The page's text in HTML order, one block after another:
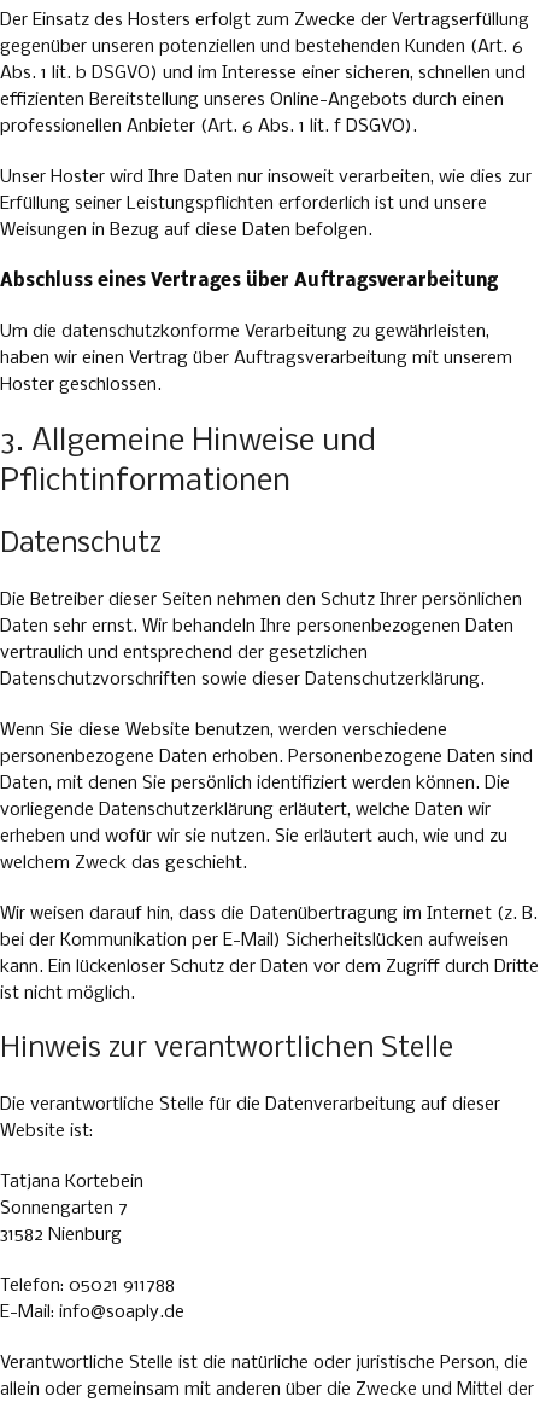
Der Einsatz des Hosters erfolgt zum Zwecke der Vertragserfüllung
gegenüber unseren potenziellen und bestehenden Kunden (Art. 6
Abs. 1 lit. b DSGVO) und im Interesse einer sicheren, schnellen und
effizienten Bereitstellung unseres Online-Angebots durch einen
professionellen Anbieter (Art. 6 Abs. 1 lit. f DSGVO).
Unser Hoster wird Ihre Daten nur insoweit verarbeiten, wie dies zur
Erfüllung seiner Leistungspflichten erforderlich ist und unsere
Weisungen in Bezug auf diese Daten befolgen.
Abschluss eines Vertrages über Auftragsverarbeitung
Um die datenschutzkonforme Verarbeitung zu gewährleisten,
haben wir einen Vertrag über Auftragsverarbeitung mit unserem
Hoster geschlossen.
3. Allgemeine Hinweise und
Pflichtinformationen
Datenschutz
Die Betreiber dieser Seiten nehmen den Schutz Ihrer persönlichen
Daten sehr ernst. Wir behandeln Ihre personenbezogenen Daten
vertraulich und entsprechend der gesetzlichen
Datenschutzvorschriften sowie dieser Datenschutzerklärung.
Wenn Sie diese Website benutzen, werden verschiedene
personenbezogene Daten erhoben. Personenbezogene Daten sind
Daten, mit denen Sie persönlich identifiziert werden können. Die
vorliegende Datenschutzerklärung erläutert, welche Daten wir
erheben und wofür wir sie nutzen. Sie erläutert auch, wie und zu
welchem Zweck das geschieht.
Wir weisen darauf hin, dass die Datenübertragung im Internet (z. B.
bei der Kommunikation per E-Mail) Sicherheitslücken aufweisen
kann. Ein lückenloser Schutz der Daten vor dem Zugriff durch Dritte
ist nicht möglich.
Hinweis zur verantwortlichen Stelle
Die verantwortliche Stelle für die Datenverarbeitung auf dieser
Website ist:
Tatjana Kortebein
Sonnengarten 7
31582 Nienburg
Telefon: 05021 911788
E-Mail: info@soaply.de
Verantwortliche Stelle ist die natürliche oder juristische Person, die
allein oder gemeinsam mit anderen über die Zwecke und Mittel der